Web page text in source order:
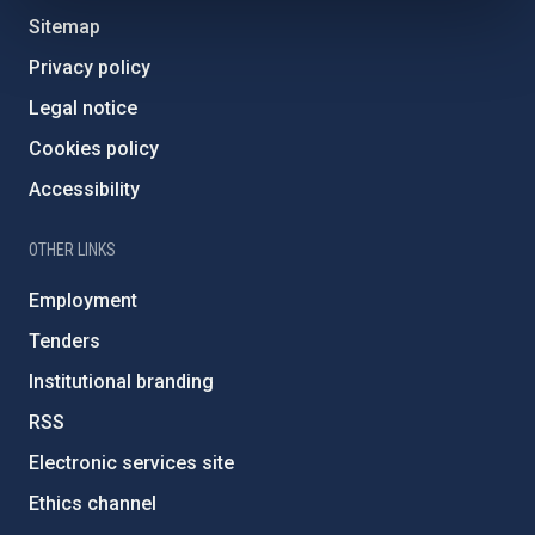
Sitemap
Privacy policy
Legal notice
Cookies policy
Accessibility
OTHER LINKS
Employment
Tenders
Institutional branding
RSS
Electronic services site
Ethics channel